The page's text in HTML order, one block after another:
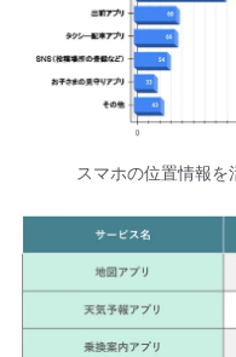
スマホの位置情報を